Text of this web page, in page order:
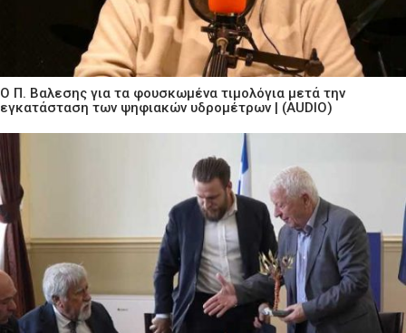
Ο Π. Βαλεσης για τα φουσκωμένα τιμολόγια μετά την
εγκατάσταση των ψηφιακών υδρομέτρων | (AUDIO)